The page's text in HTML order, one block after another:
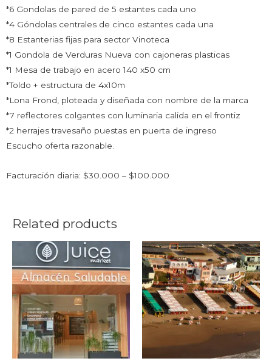
*6 Gondolas de pared de 5 estantes cada uno
*4 Góndolas centrales de cinco estantes cada una
*8 Estanterias fijas para sector Vinoteca
*1 Gondola de Verduras Nueva con cajoneras plasticas
*1 Mesa de trabajo en acero 140 x50 cm
*Toldo + estructura de 4x10m
*Lona Frond, ploteada y diseñada con nombre de la marca
*7 reflectores colgantes con luminaria calida en el frontiz
*2 herrajes travesaño puestas en puerta de ingreso
Escucho oferta razonable.
Facturación diaria: $30.000 – $100.000
Related products